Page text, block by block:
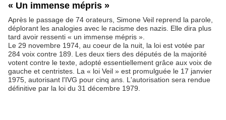
« Un immense mépris »
Après le passage de 74 orateurs, Simone Veil reprend la parole,
déplorant les analogies avec le racisme des nazis. Elle dira plus
tard avoir ressenti « un immense mépris ».
Le 29 novembre 1974, au coeur de la nuit, la loi est votée par
284 voix contre 189. Les deux tiers des députés de la majorité
votent contre le texte, adopté essentiellement grâce aux voix de
gauche et centristes. La « loi Veil » est promulguée le 17 janvier
1975, autorisant l'IVG pour cinq ans. L'autorisation sera rendue
définitive par la loi du 31 décembre 1979.